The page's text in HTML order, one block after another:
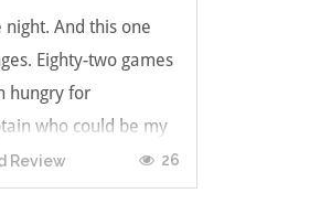
night. And this one
Eighty-two games
hungry for
who could be my
the story. หลังอ่าน
อยากได้ความแสบ
Review 26